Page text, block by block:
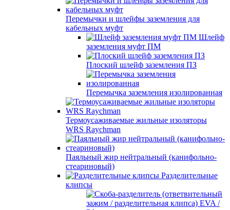
Перемычки и шлейфы заземления для
кабельных муфт
Шлейф
заземления муфт ПМ
Плоский шлейф заземления ПЗ
Перемычка заземления изолированная
Термоусаживаемые жильные изоляторы
WRS Raychman
Паяльный жир нейтральный (канифольно-
стеариновый)
Разделительные
клипсы